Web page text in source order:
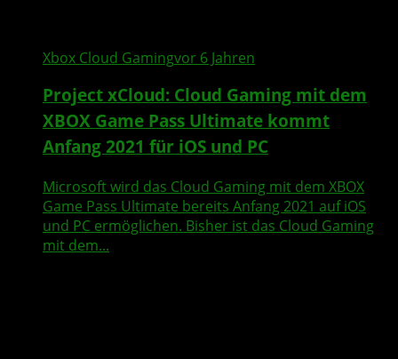
Xbox Cloud Gamingvor 6 Jahren
Project xCloud: Cloud Gaming mit dem
XBOX Game Pass Ultimate kommt
Anfang 2021 für iOS und PC
Microsoft wird das Cloud Gaming mit dem XBOX
Game Pass Ultimate bereits Anfang 2021 auf iOS
und PC ermöglichen. Bisher ist das Cloud Gaming
mit dem...